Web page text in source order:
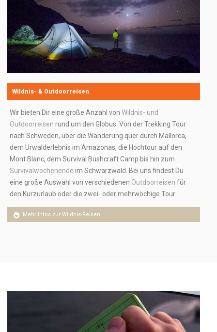
Wildnis- & Outdoorreisen
Wir bieten Dir eine große Anzahl von Wildnis- und
Outdoorreisen rund um den Globus. Von der Trekking Tour
nach Schweden, über die Wanderung quer durch Mallorca,
dem Urwalderlebnis im Amazonas, die Hochtour auf den
Mont Blanc, dem Survival Bushcraft Camp bis hin zum
Survivalwochenende im Schwarzwald. Bei uns findest Du
eine große Auswahl von verschiedenen Outdoorreisen für
den Kurzurlaub oder die zwei- oder mehrwöchige Tour.
Mehr Infos zur Wildnis-Reisen